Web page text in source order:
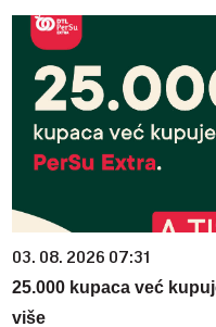
03. 08. 2026 07:31
25.000 kupaca već
više